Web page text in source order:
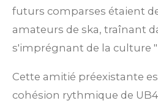
futurs comparses étaient
amateurs de ska, traînant
s'imprégnant de la culture
Cette amitié préexistante
cohésion rythmique de